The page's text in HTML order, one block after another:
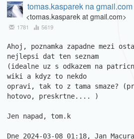
tomas.kasparek na gmail.com
<tomas.kasparek at gmail.com>
1781 5619
Ahoj, poznamka zapadne mezi
nejlepsi dat ten seznam
(idealne uz s odkazem na
wiki a kdyz to nekdo
opravi, tak to z tama smaze?
hotovo, preskrtne.... )
Jen napad, tom.k